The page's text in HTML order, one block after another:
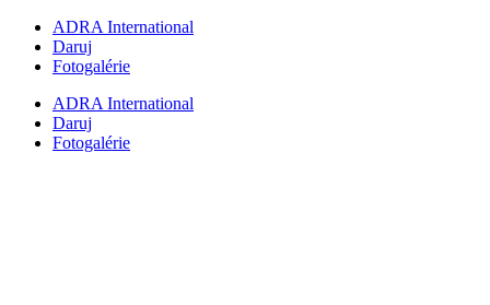
Preskočiť
obsah
ADRA International
Daruj
Fotogalérie
ADRA International
Daruj
Fotogalérie